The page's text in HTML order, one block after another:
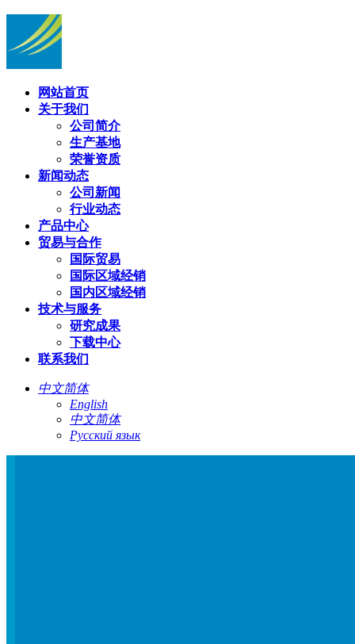
网站首页
关于我们
公司简介
生产基地
荣誉资质
新闻动态
公司新闻
行业动态
产品中心
贸易与合作
国际贸易
国际区域经销
国内区域经销
技术与服务
研究成果
下载中心
联系我们
中文简体
English
中文简体
Русский язык